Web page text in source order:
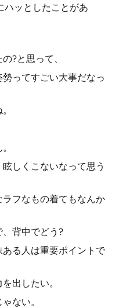
ハッとしたことがあ
?と思って、
ってすごい大事だなっ
しくこないなって思う
フなもの着てもなんか
背中でどう?
る人は重要ポイントで
出したい。
ない。